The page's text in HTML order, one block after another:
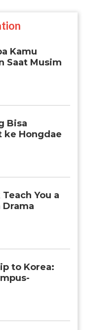
Kamu
Saat Musim
Bisa
ke Hongdae
You a
Drama
Belajar
to Korea:
di Korea